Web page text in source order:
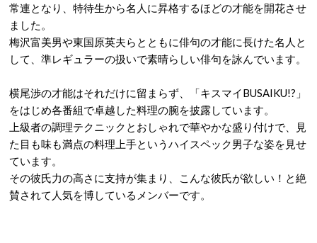
常連となり、特待生から名人に昇格するほどの才能を開花させ
ました。
梅沢富美男や東国原英夫らとともに俳句の才能に長けた名人と
して、準レギュラーの扱いで素晴らしい俳句を詠んでいます。
横尾渉の才能はそれだけに留まらず、「キスマイBUSAIKU!?」
をはじめ各番組で卓越した料理の腕を披露しています。
上級者の調理テクニックとおしゃれで華やかな盛り付けで、見
た目も味も満点の料理上手というハイスペック男子な姿を見せ
ています。
その彼氏力の高さに支持が集まり、こんな彼氏が欲しい！と絶
賛されて人気を博しているメンバーです。